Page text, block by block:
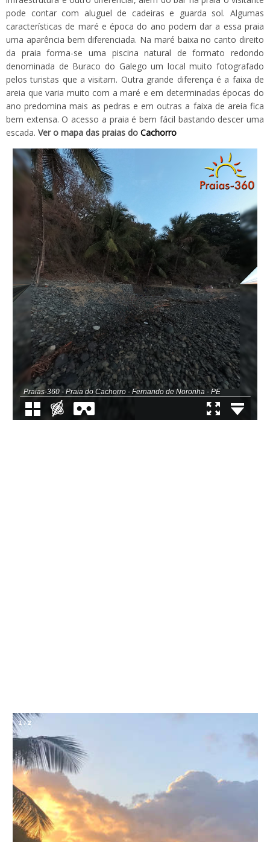
pode contar com aluguel de cadeiras e guarda sol. Algumas
características de maré e época do ano podem dar a essa praia
uma aparência bem diferenciada. Na maré baixa no canto direito
da praia forma-se uma piscina natural de formato redondo
denominada de Buraco do Galego um local muito fotografado
pelos turistas que a visitam. Outra grande diferença é a faixa de
areia que varia muito com a maré e em determinadas épocas do
ano predomina mais as pedras e em outras a faixa de areia fica
bem extensa. O acesso a praia é bem fácil bastando descer uma
escada. Ver o mapa das praias do Cachorro
Praias-360 - Praia do Cachorro - Fernando de Noronha - PE
1/2